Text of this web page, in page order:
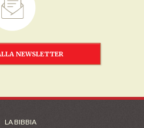
NEWSLETTER
LA BIBBIA